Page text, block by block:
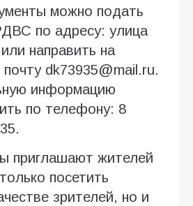
можно подать
по адресу: улица
направить на
dk73935@mail.ru.
информацию
по телефону: 8
приглашают жителей
посетить
зрителей, но и